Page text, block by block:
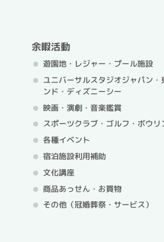
余暇活動
遊園地・レジャー・プール施設
ユニバーサルスタジオジャパン・
ンド・ディズニーシー
映画・演劇・音楽鑑賞
スポーツクラブ・ゴルフ・ ボウリ
各種イベント
宿泊施設利用補助
文化講座
商品あっせん・お買物
その他（冠婚葬祭・サービス）